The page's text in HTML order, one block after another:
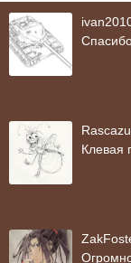
Клевая